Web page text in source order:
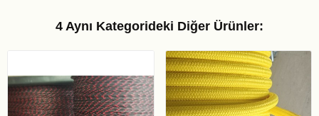
4 Aynı Kategorideki Diğer Ürünler: